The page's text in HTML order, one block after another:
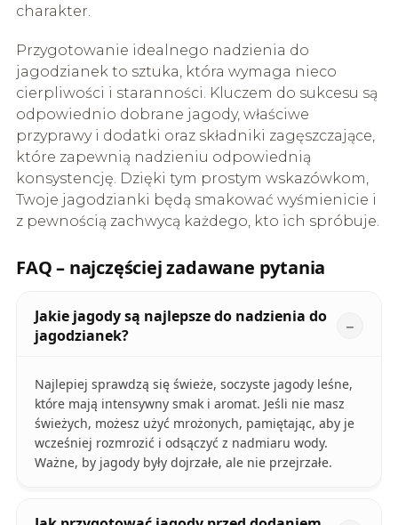
charakter.
Przygotowanie idealnego nadzienia do
jagodzianek to sztuka, która wymaga nieco
cierpliwości i staranności. Kluczem do sukcesu są
odpowiednio dobrane jagody, właściwe
przyprawy i dodatki oraz składniki zagęszczające,
które zapewnią nadzieniu odpowiednią
konsystencję. Dzięki tym prostym wskazówkom,
Twoje jagodzianki będą smakować wyśmienicie i
z pewnością zachwycą każdego, kto ich spróbuje.
FAQ – najczęściej zadawane pytania
Jakie jagody są najlepsze do nadzienia do
jagodzianek?
Najlepiej sprawdzą się świeże, soczyste jagody leśne,
które mają intensywny smak i aromat. Jeśli nie masz
świeżych, możesz użyć mrożonych, pamiętając, aby je
wcześniej rozmrozić i odsączyć z nadmiaru wody.
Ważne, by jagody były dojrzałe, ale nie przejrzałe.